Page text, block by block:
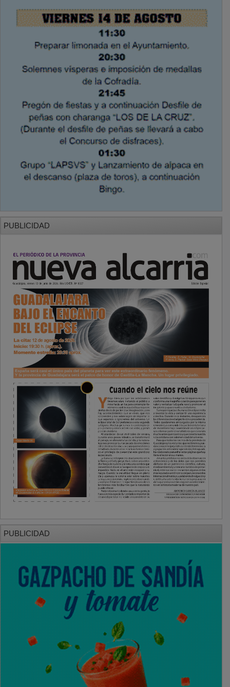
PUBLICIDAD
PUBLICIDAD